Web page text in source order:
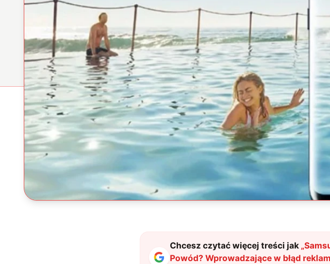
Chcesz czytać więcej treści jak „
Powód? Wprowadzające w błąd